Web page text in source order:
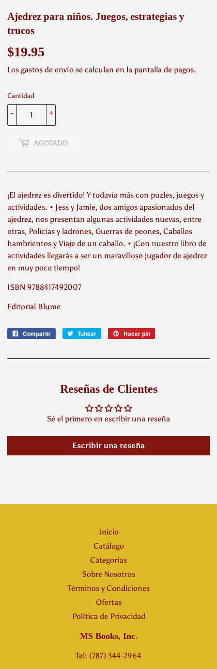
Ajedrez para niños. Juegos, estrategias y
trucos
$19.95
Los gastos de envío se calculan en la pantalla de pagos.
Cantidad
+
-
AGOTADO
¡El ajedrez es divertido! Y todavía más con puzles, juegos y
actividades. • Jess y Jamie, dos amigos apasionados del
ajedrez, nos presentan algunas actividades nuevas, entre
otras, Policías y ladrones, Guerras de peones, Caballos
hambrientos y Viaje de un caballo. • ¡Con nuestro libro de
actividades llegarás a ser un maravilloso jugador de ajedrez
en muy poco tiempo!
ISBN 9788417492007
Editorial Blume
Compartir
CompartirTuitear
Tuitear Hacer pin
Reseñas de Clientes
Sé el primero en escribir una reseña
Escribir una reseña
Inicio
Catálogo
Categorías
Sobre Nosotros
Términos y Condiciones
Ofertas
Política de Privacidad
MS Books, Inc.
Tel: (787) 344-2964